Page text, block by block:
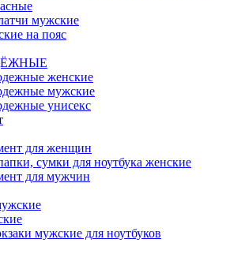
мужские
на пояс
женские
мужские
унисекс
для женщин
сумки для ноутбука женские
для мужчин
мужские для ноутбуков